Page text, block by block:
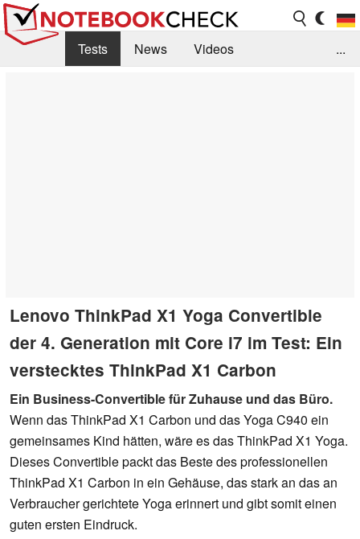
Tests News
Videos
...
Lenovo ThinkPad X1 Yoga Convertible
der 4. Generation mit Core i7 im Test: Ein
verstecktes ThinkPad X1 Carbon
Ein Business-Convertible für Zuhause und das Büro.
Wenn das ThinkPad X1 Carbon und das Yoga C940 ein
gemeinsames Kind hätten, wäre es das ThinkPad X1 Yoga.
Dieses Convertible packt das Beste des professionellen
ThinkPad X1 Carbon in ein Gehäuse, das stark an das an
Verbraucher gerichtete Yoga erinnert und gibt somit einen
guten ersten Eindruck.